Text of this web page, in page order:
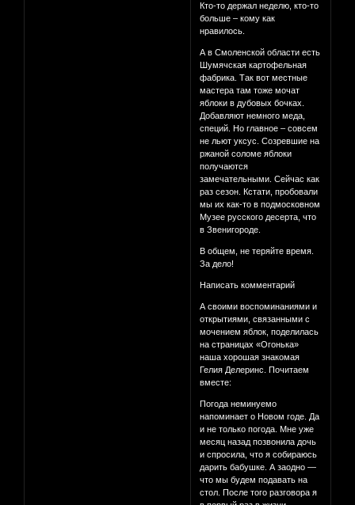
Кто-то держал неделю, кто-то
больше – кому как
нравилось.
А в Смоленской области есть
Шумячская картофельная
фабрика. Так вот местные
мастера там тоже мочат
яблоки в дубовых бочках.
Добавляют немного меда,
специй. Но главное – совсем
не льют уксус. Созревшие на
ржаной соломе яблоки
получаются
замечательными. Сейчас как
раз сезон. Кстати, пробовали
мы их как-то в подмосковном
Музее русского десерта, что
в Звенигороде.
В общем, не теряйте время.
За дело!
Написать комментарий
А своими воспоминаниями и
открытиями, связанными с
мочением яблок, поделилась
на страницах «Огонька»
наша хорошая знакомая
Гелия Делеринс. Почитаем
вместе:
Погода неминуемо
напоминает о Новом годе. Да
и не только погода. Мне уже
месяц назад позвонила дочь
и спросила, что я собираюсь
дарить бабушке. А заодно —
что мы будем подавать на
стол. После того разговора я